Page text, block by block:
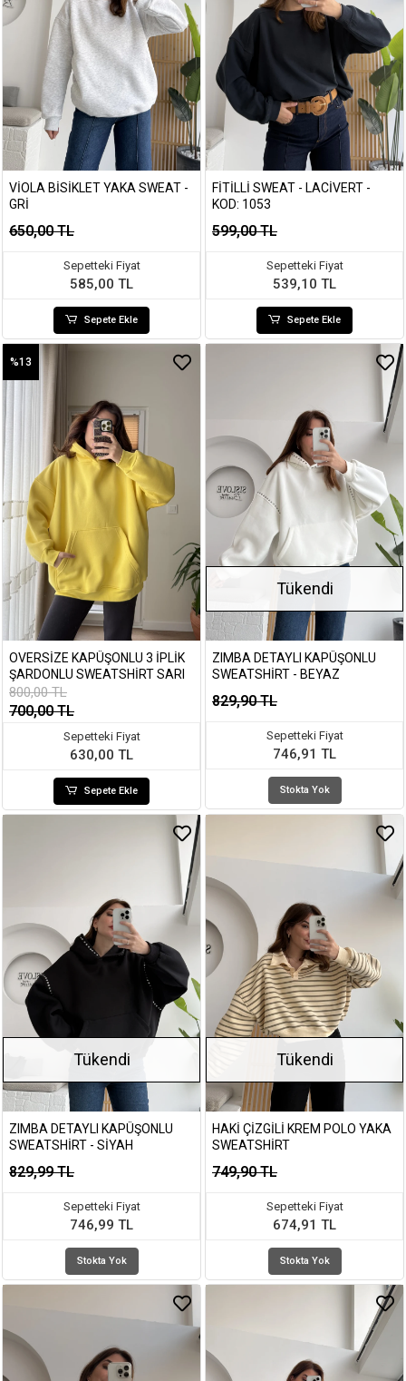
VIOLA BISIKLET YAKA SWEAT -
GRI
650,00 TL
Sepetteki Fiyat
585,00 TL
Sepete Ekle
FITILLI SWEAT - LACIVERT -
KOD: 1053
599,00 TL
Sepetteki Fiyat
539,10 TL
Sepete Ekle
OVERSIZE KAPÜŞONLU 3 İPLIK
ŞARDONLU SWEATSHIRT SARI
%13
800,00 TL
700,00 TL
Sepetteki Fiyat
630,00 TL
Sepete Ekle
Tükendi
ZIMBA DETAYLI KAPÜŞONLU
SWEATSHIRT - BEYAZ
829,90 TL
Sepetteki Fiyat
746,91 TL
Stokta Yok
Tükendi
ZIMBA DETAYLI KAPÜŞONLU
SWEATSHIRT - SIYAH
829,99 TL
Sepetteki Fiyat
746,99 TL
Stokta Yok
Tükendi
HAKI ÇIZGILI KREM POLO YAKA
SWEATSHIRT
749,90 TL
Sepetteki Fiyat
674,91 TL
Stokta Yok